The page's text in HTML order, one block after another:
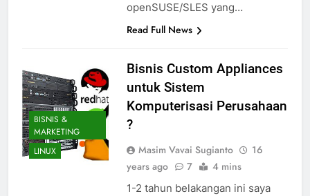
openSUSE/SLES yang…
Read Full News
BISNIS &
MARKETING
LINUX
Bisnis Custom Appliances
untuk Sistem
Komputerisasi Perusahaan
?
Masim Vavai Sugianto
16
years ago
7 4 mins
1-2 tahun belakangan ini saya